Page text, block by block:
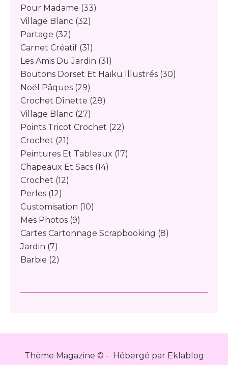
Pour Madame (33)
Village Blanc (32)
Partage (32)
Carnet Créatif (31)
Les Amis Du Jardin (31)
Boutons Dorset Et Haïku Illustrés (30)
Noël Pâques (29)
Crochet Dînette (28)
Village Blanc (27)
Points Tricot Crochet (22)
Crochet (21)
Peintures Et Tableaux (17)
Chapeaux Et Sacs (14)
Crochet (12)
Perles (12)
Customisation (10)
Mes Photos (9)
Cartes Cartonnage Scrapbooking (8)
Jardin (7)
Barbie (2)
Thème Magazine © - Hébergé par Eklablog